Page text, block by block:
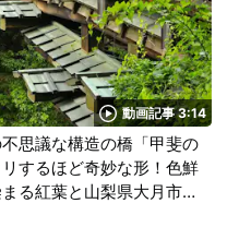
動画記事 3:14
思議な構造の橋「甲斐の
するほど奇妙な形！色鮮
る紅葉と山梨県大月市の
トは一度は見てみたい絶